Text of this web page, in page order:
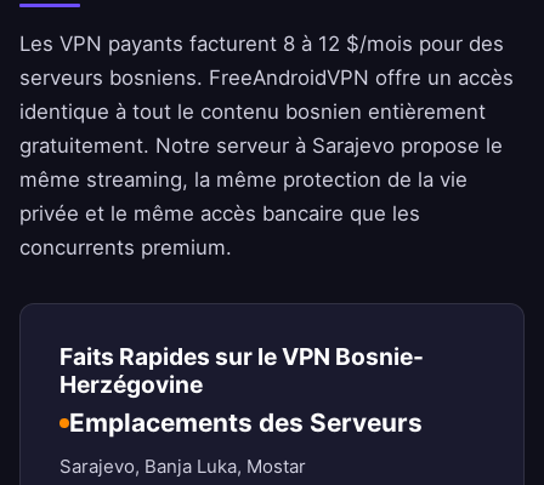
Les VPN payants facturent 8 à 12 $/mois pour des
serveurs bosniens. FreeAndroidVPN offre un accès
identique à tout le contenu bosnien entièrement
gratuitement. Notre serveur à Sarajevo propose le
même streaming, la même protection de la vie
privée et le même accès bancaire que les
concurrents premium.
Faits Rapides sur le VPN Bosnie-
Herzégovine
Emplacements des Serveurs
Sarajevo, Banja Luka, Mostar